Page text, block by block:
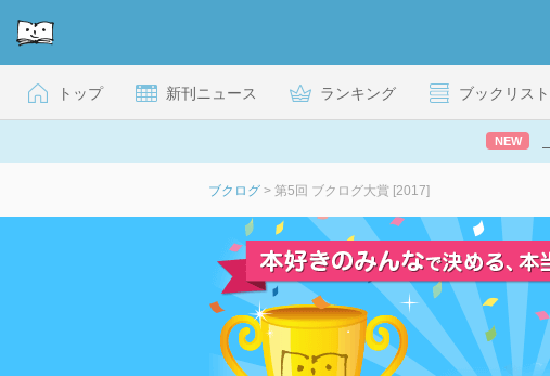
トップ 新刊ニュース ランキング ブックリスト
NEW
ブクログ > 第5回 ブクログ大賞 [2017]